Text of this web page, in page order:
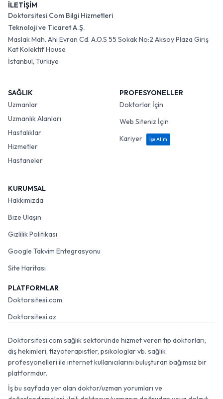
İLETİŞİM
Doktorsitesi Com Bilgi Hizmetleri
Teknoloji ve Ticaret A.Ş.
Maslak Mah. Ahi Evran Cd. A.O.S 55 Sokak No:2 Aksoy Plaza Giriş
Kat Kolektif House
İstanbul, Türkiye
SAĞLIK
Uzmanlar
Uzmanlık Alanları
Hastalıklar
Hizmetler
Hastaneler
PROFESYONELLER
Doktorlar İçin
Web Siteniz İçin
Kariyer
İşe Alım
KURUMSAL
Hakkımızda
Bize Ulaşın
Gizlilik Politikası
Google Takvim Entegrasyonu
Site Haritası
PLATFORMLAR
Doktorsitesi.com
Doktorsitesi.az
Doktorsitesi.com sağlık sektöründe hizmet veren tıp doktorları,
diş hekimleri, fizyoterapistler, psikologlar vb. sağlık
profesyonelleri ile internet kullanıcılarını buluşturan bağımsız bir
platformdur.
İş bu sayfada yer alan doktor/uzman yorumları ve